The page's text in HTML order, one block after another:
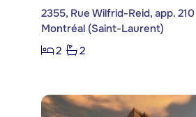
2355, Rue Wilfrid-Reid, app. 210
Montréal (Saint-Laurent)
2
2